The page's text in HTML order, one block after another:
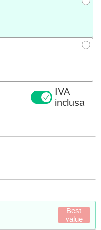
IVA
inclusa
Best
value